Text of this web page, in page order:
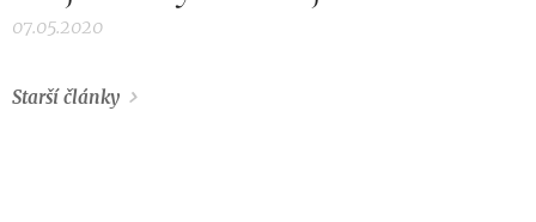
07.05.2020
Starší články